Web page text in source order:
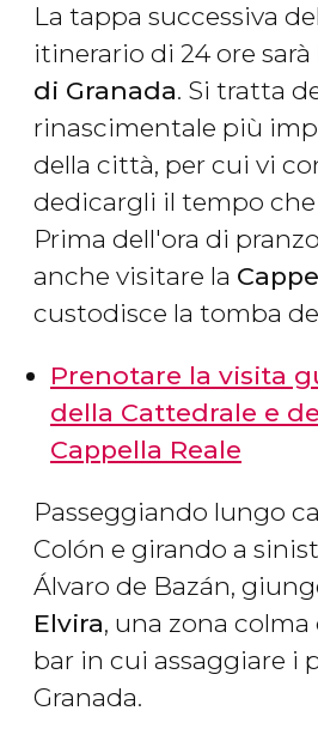
La tappa successiva
itinerario di 24 ore sarà
di Granada. Si tratta
rinascimentale più
della città, per cui vi
dedicargli il tempo
Prima dell'ora di
anche visitare la
custodisce la tomba
Prenotare la visita
della Cattedrale e
Cappella Reale
Passeggiando lungo
Colón e girando a
Álvaro de Bazán,
Elvira, una zona
bar in cui assaggiare i
Granada.